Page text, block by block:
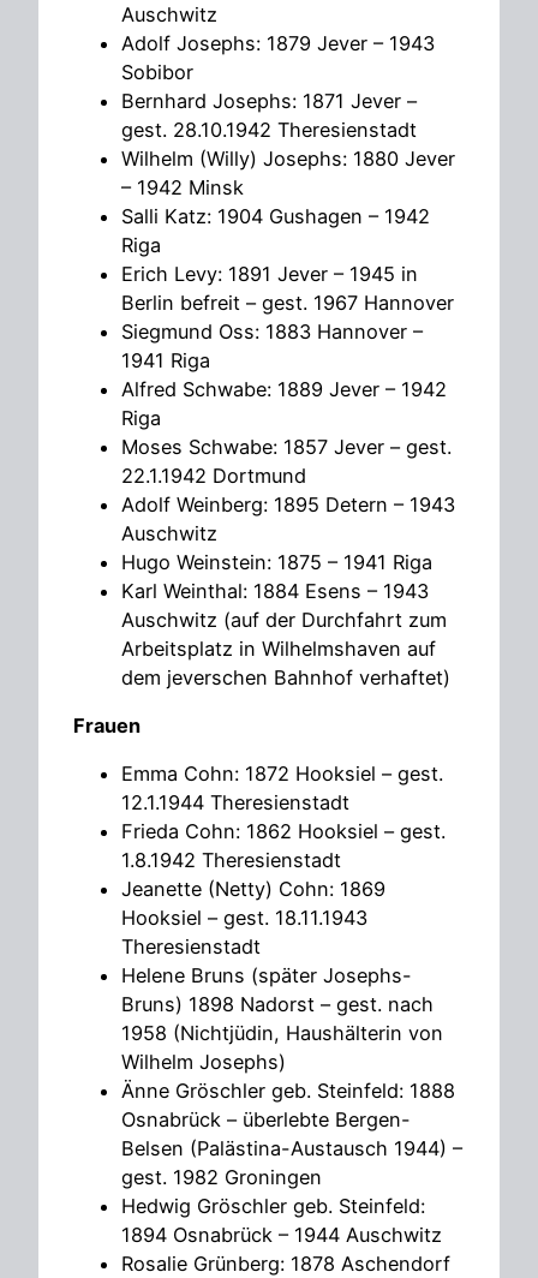
Auschwitz
Adolf Josephs: 1879 Jever – 1943
Sobibor
Bernhard Josephs: 1871 Jever –
gest. 28.10.1942 Theresienstadt
Wilhelm (Willy) Josephs: 1880 Jever
– 1942 Minsk
Salli Katz: 1904 Gushagen – 1942
Riga
Erich Levy: 1891 Jever – 1945 in
Berlin befreit – gest. 1967 Hannover
Siegmund Oss: 1883 Hannover –
1941 Riga
Alfred Schwabe: 1889 Jever – 1942
Riga
Moses Schwabe: 1857 Jever – gest.
22.1.1942 Dortmund
Adolf Weinberg: 1895 Detern – 1943
Auschwitz
Hugo Weinstein: 1875 – 1941 Riga
Karl Weinthal: 1884 Esens – 1943
Auschwitz (auf der Durchfahrt zum
Arbeitsplatz in Wilhelmshaven auf
dem jeverschen Bahnhof verhaftet)
Frauen
Emma Cohn: 1872 Hooksiel – gest.
12.1.1944 Theresienstadt
Frieda Cohn: 1862 Hooksiel – gest.
1.8.1942 Theresienstadt
Jeanette (Netty) Cohn: 1869
Hooksiel – gest. 18.11.1943
Theresienstadt
Helene Bruns (später Josephs-
Bruns) 1898 Nadorst – gest. nach
1958 (Nichtjüdin, Haushälterin von
Wilhelm Josephs)
Änne Gröschler geb. Steinfeld: 1888
Osnabrück – überlebte Bergen-
Belsen (Palästina-Austausch 1944) –
gest. 1982 Groningen
Hedwig Gröschler geb. Steinfeld:
1894 Osnabrück – 1944 Auschwitz
Rosalie Grünberg: 1878 Aschendorf